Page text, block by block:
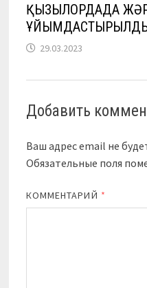
ҚЫЗЫЛОРДАДА
29.03.2023
Добавить
Ваш адрес email не
Обязательные поля
КОММЕНТАРИЙ *